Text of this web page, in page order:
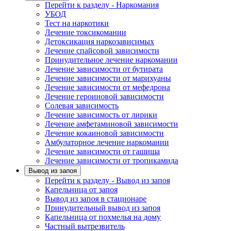
Перейти к разделу - Наркомания
УБОД
Тест на наркотики
Лечение токсикомании
Детоксикация наркозависимых
Лечение спайсовой зависимости
Принудительное лечение наркомании
Лечение зависимости от бутирата
Лечение зависимости от марихуаны
Лечение зависимости от мефедрона
Лечение героиновой зависимости
Солевая зависимость
Лечение зависимость от лирики
Лечение амфетаминовой зависимости
Лечение кокаиновой зависимости
Амбулаторное лечение наркомании
Лечение зависимости от гашиша
Лечение зависимости от тропикамида
Вывод из запоя
Перейти к разделу - Вывод из запоя
Капельница от запоя
Вывод из запоя в стационаре
Принудительный вывод из запоя
Капельница от похмелья на дому
Частный вытрезвитель